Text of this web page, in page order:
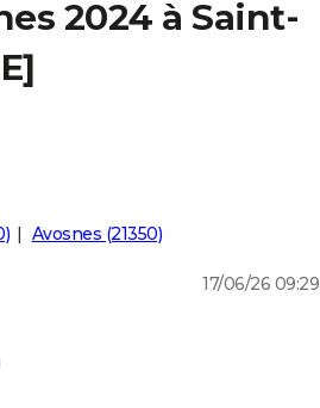
2024 à Saint-
Avosnes (21350)
17/06/26 09:29